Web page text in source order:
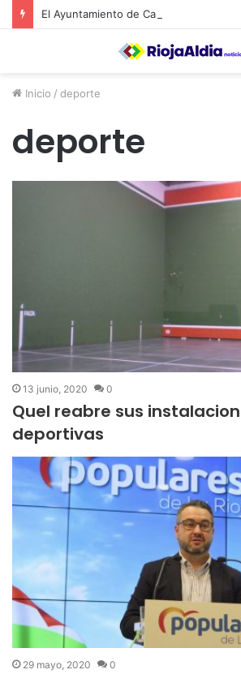
Inicio / deporte
deporte
13 junio, 2020 0
Quel reabre sus
deportivas
29 mayo, 2020 0